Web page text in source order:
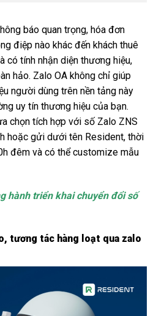
báo quan trọng, hóa đơn
điệp nào khác đến khách thuê
có tính nhận diện thương hiệu,
hảo. Zalo OA không chỉ giúp
người dùng trên nền tảng này
uy tín thương hiệu của bạn.
chọn tích hợp với số Zalo ZNS
hoặc gửi dưới tên Resident, thời
đêm và có thể customize mẫu
hành triển khai chuyển đổi số
tương tác hàng loạt qua zalo